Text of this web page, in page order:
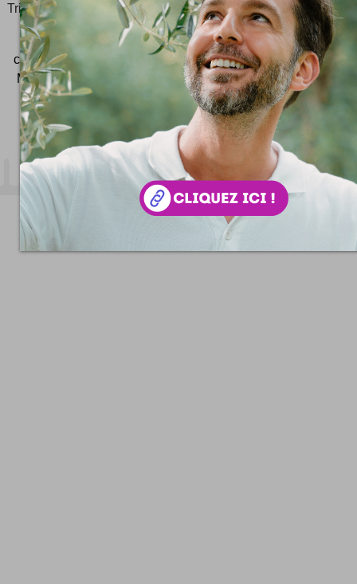
TripnauxContent Manager, créateur du hashtag#JeudiPhoto
et ambassadeur#CotedAzurFrance
créateur deWekidea
ex Consultant SEO à Nice - Cannes -
Monaco - Photographe - Responsable Com' #COMTERR
Beaulieu-sur-Mer
- 06 32 64 61 33